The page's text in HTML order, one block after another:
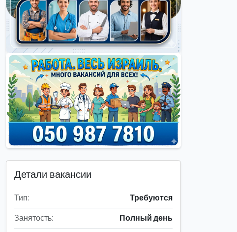
Детали вакансии
Тип:
Требуются
Занятость:
Полный день